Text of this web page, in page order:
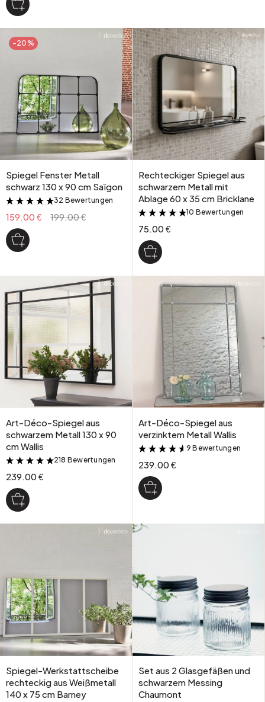
-20%
Spiegel Fenster Metall
schwarz 130 x 90 cm Saïgon
&
32 Bewertungen
159.00 € 199.00 €
Rechteckiger Spiegel aus
schwarzem Metall mit
Ablage 60 x 35 cm Bricklane
&
10 Bewertungen
75.00 €
Art-Déco-Spiegel aus
schwarzem Metall 130 x 90
cm Wallis
&
218 Bewertungen
239.00 €
Art-Déco-Spiegel aus
verzinktem Metall Wallis
&
9 Bewertungen
239.00 €
Spiegel-Werkstattscheibe
rechteckig aus Weißmetall
140 x 75 cm Barney
Set aus 2 Glasgefäßen und
schwarzem Messing
Chaumont